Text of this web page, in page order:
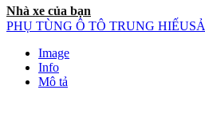
Nhà xe của bạn
PHỤ TÙNG Ô TÔ TRUNG HIẾU
Image
Info
Mô tả